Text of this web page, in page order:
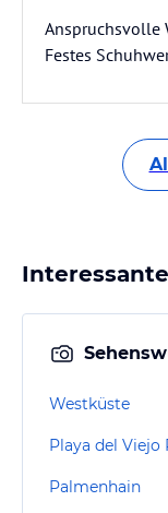
Anspruchsvolle
Festes
Westküste
Playa del Viejo
Palmenhain